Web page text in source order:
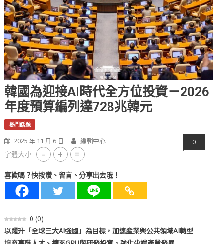
韓國為迎接AI時代全方位投資－2026
年度預算編列達728兆韓元
熱門話題
2025 年 11 月 6 日 編輯中心 0
字體大小 - + =
喜歡嗎？快按讚、留言、分享出去哦！
0 (0)
以躍升「全球三大AI強國」 為目標，加速產業與公共領域AI轉型